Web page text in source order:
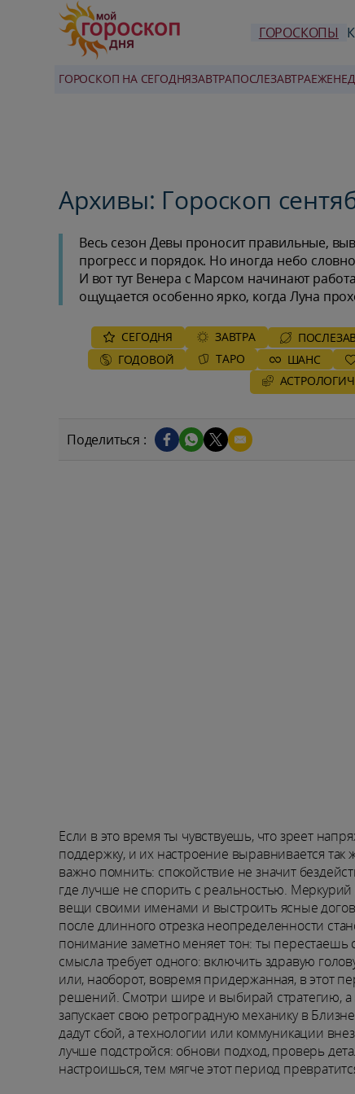
ГОРОСКОПЫ
ГОРОСКОП НА СЕГОДНЯЗАВТРАПОСЛЕЗАВТРА
Архивы: Гороскоп
Весь сезон Девы проносит правильные,
прогресс и порядок. Но иногда небо
И вот тут Венера с Марсом начинают
ощущается особенно ярко, когда Луна
СЕГОДНЯ ЗАВТРА
ГОДОВОЙ
ТАРО ШАНС
Поделиться :
Если в это время ты чувствуешь, что зреет
поддержку, и их настроение выравнивается
важно помнить: спокойствие не значит
где лучше не спорить с реальностью. Меркурий
вещи своими именами и выстроить ясные
после длинного отрезка неопределенности
понимание заметно меняет тон: ты перестаешь
смысла требует одного: включить здравую
или, наоборот, вовремя придержанная, в этот
решений. Смотри шире и выбирай стратегию, а
запускает свою ретроградную механику в
дадут сбой, а технологии или коммуникации
лучше подстройся: обнови подход, проверь
настроишься, тем мягче этот период